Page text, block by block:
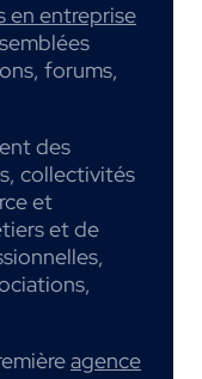
en entreprise
forums,
des
collectivités
et
et de
agence